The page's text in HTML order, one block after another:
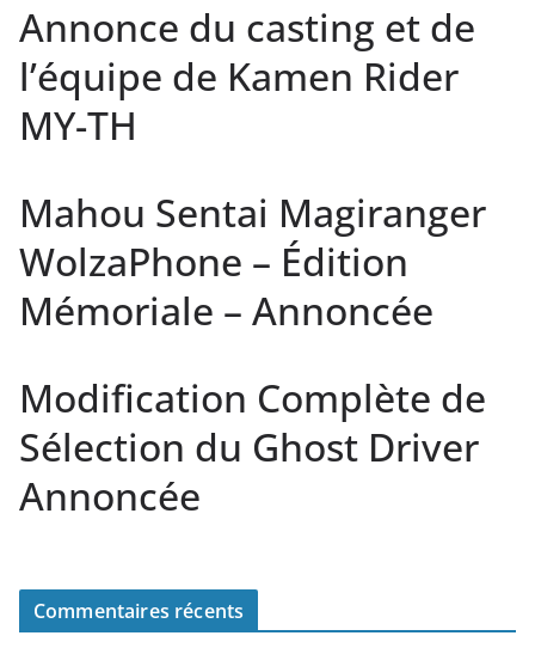
Annonce du casting et de
l’équipe de Kamen Rider
MY-TH
Mahou Sentai Magiranger
WolzaPhone – Édition
Mémoriale – Annoncée
Modification Complète de
Sélection du Ghost Driver
Annoncée
Commentaires récents